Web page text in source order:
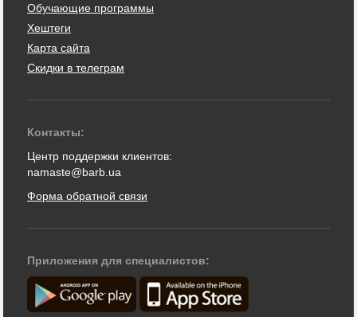
Обучающие программы
Хештеги
Карта сайта
Скидки в телеграм
Контакты:
Центр поддержки клиентов:
namaste@barb.ua
Форма обратной связи
Приложения для специалистов: